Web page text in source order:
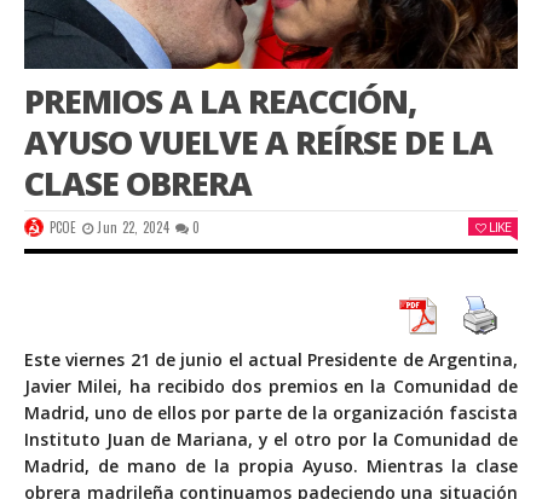
PREMIOS A LA REACCIÓN,
AYUSO VUELVE A REÍRSE DE LA
CLASE OBRERA
PCOE Jun 22, 2024 0 LIKE
Este viernes 21 de junio el actual Presidente de Argentina,
Javier Milei, ha recibido dos premios en la Comunidad de
Madrid, uno de ellos por parte de la organización fascista
Instituto Juan de Mariana, y el otro por la Comunidad de
Madrid, de mano de la propia Ayuso. Mientras la clase
obrera madrileña continuamos padeciendo una situación